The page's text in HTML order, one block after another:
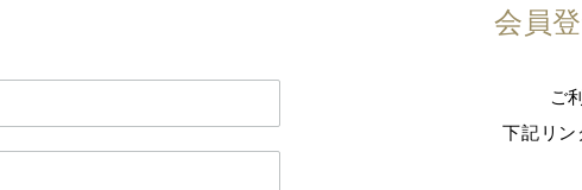
会員
ご
下記リン